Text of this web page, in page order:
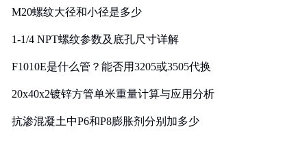
M20螺纹大径和小径是多少
1-1/4 NPT螺纹参数及底孔尺寸详解
F1010E是什么管？能否用3205或3505代换
20x40x2镀锌方管单米重量计算与应用分析
抗渗混凝土中P6和P8膨胀剂分别加多少